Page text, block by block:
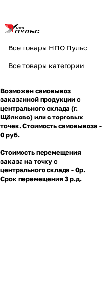
Все товары НПО Пульс
Все товары категории
Возможен самовывоз
заказанной продукции с
центрального склада (г.
Щёлково) или с торговых
точек. Стоимость самовывоза -
0 руб.
Стоимость перемещения
заказа на точку с
центрального склада - 0р.
Срок перемещения 3 р.д.